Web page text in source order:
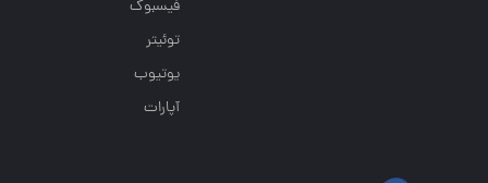
فیسبوک
توئیتر
یوتیوب
آپارات